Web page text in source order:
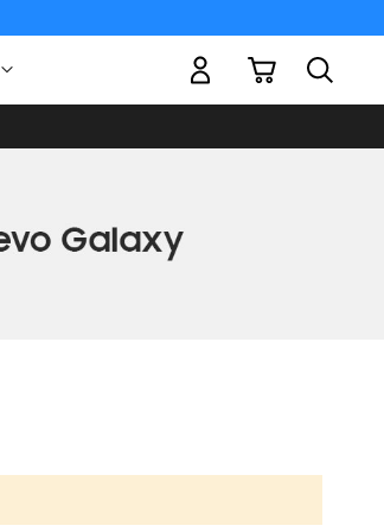
Moneda Mi carrito